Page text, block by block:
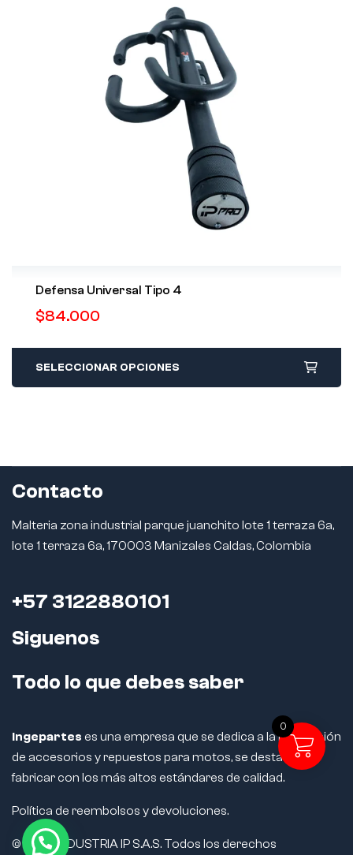
Defensa Universal Tipo 4
$84.000
SELECCIONAR OPCIONES
Contacto
Malteria zona industrial parque juanchito lote 1 terraza 6a,
lote 1 terraza 6a, 170003 Manizales Caldas, Colombia
+57 3122880101
Siguenos
Todo lo que debes saber
Ingepartes es una empresa que se dedica a la fabricación
de accesorios y repuestos para motos, se destaca por
fabricar con los más altos estándares de calidad.
Política de reembolsos y devoluciones.
© 2024 INDUSTRIA IP S.A.S. Todos los derechos
0